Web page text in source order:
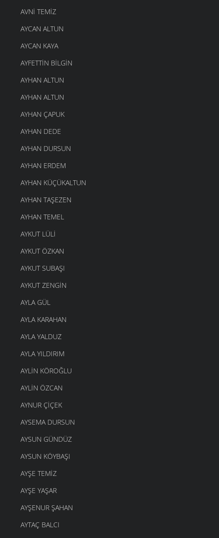
AVNI TEMIZ
AYCAN ALTUN
AYCAN KAYA
AYFETTIN BILGIN
AYHAN ALTUN
AYHAN ALTUN
AYHAN ÇAPUK
AYHAN DEDE
AYHAN DURSUN
AYHAN ERDEM
AYHAN KÜÇÜKALTUN
AYHAN TAŞEZEN
AYHAN TEMEL
AYKUT LÜLI
AYKUT ÖZKAN
AYKUT SUBAŞI
AYKUT ZENGIN
AYLA GÜL
AYLA KARAHAN
AYLA YALDUZ
AYLA YILDIRIM
AYLIN KÖROĞLU
AYLIN ÖZCAN
AYNUR ÇIÇEK
AYSEMA DURSUN
AYSUN GÜNDÜZ
AYSUN KÖYBAŞI
AYŞE TEMIZ
AYŞE YAŞAR
AYŞENUR ŞAHAN
AYTAÇ BALCI